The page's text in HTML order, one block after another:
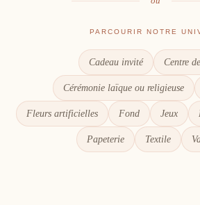
PARCOURIR NOTRE
Cadeau invité Centre
Cérémonie laïque ou religieuse
Fleurs artificielles Fond Jeux
Papeterie Textile